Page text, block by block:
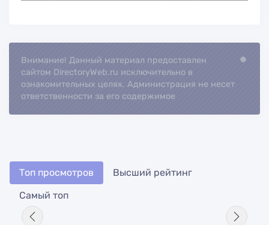
Loading...
Внимание! Данный материал предоставлен
сайтом DirectoryWeb.ru исключительно в
ознакомительных целях. Администрация не несет
ответственности за его содержимое
Топ просмотров
Высший рейтинг
Самый топ